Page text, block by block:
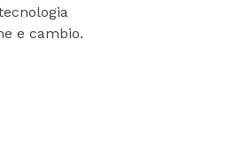
e cambio.